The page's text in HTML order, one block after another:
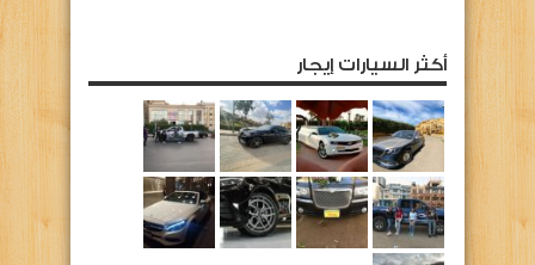
أكثر السيارات إيجار